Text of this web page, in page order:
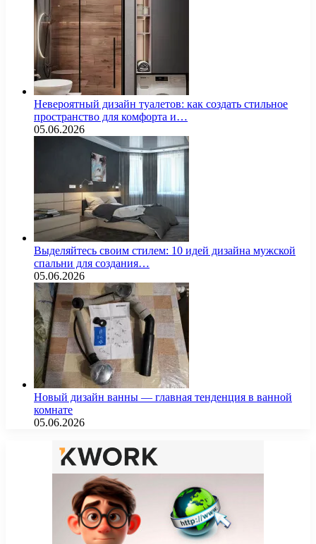
Невероятный дизайн туалетов: как создать стильное
пространство для комфорта и…
05.06.2026
Выделяйтесь своим стилем: 10 идей дизайна мужской
спальни для создания…
05.06.2026
Новый дизайн ванны — главная тенденция в ванной
комнате
05.06.2026